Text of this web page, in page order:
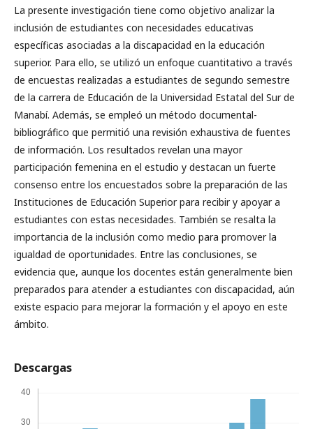
La presente investigación tiene como objetivo analizar la
inclusión de estudiantes con necesidades educativas
específicas asociadas a la discapacidad en la educación
superior. Para ello, se utilizó un enfoque cuantitativo a través
de encuestas realizadas a estudiantes de segundo semestre
de la carrera de Educación de la Universidad Estatal del Sur de
Manabí. Además, se empleó un método documental-
bibliográfico que permitió una revisión exhaustiva de fuentes
de información. Los resultados revelan una mayor
participación femenina en el estudio y destacan un fuerte
consenso entre los encuestados sobre la preparación de las
Instituciones de Educación Superior para recibir y apoyar a
estudiantes con estas necesidades. También se resalta la
importancia de la inclusión como medio para promover la
igualdad de oportunidades. Entre las conclusiones, se
evidencia que, aunque los docentes están generalmente bien
preparados para atender a estudiantes con discapacidad, aún
existe espacio para mejorar la formación y el apoyo en este
ámbito.
Descargas